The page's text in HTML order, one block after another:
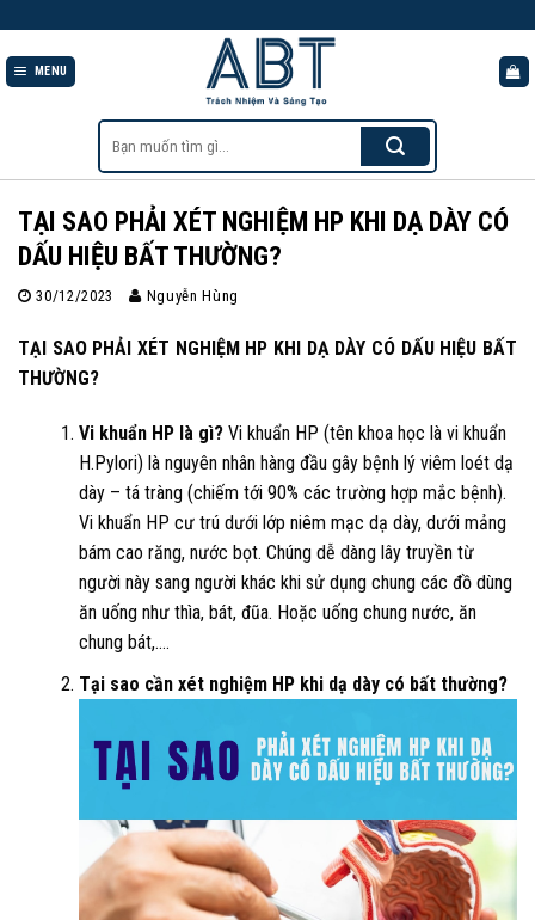
content
MENU
kiếm:
TẠI SAO PHẢI XÉT NGHIỆM HP KHI DẠ DÀY CÓ
DẤU HIỆU BẤT THƯỜNG?
30/12/2023 Nguyễn Hùng
TẠI SAO PHẢI XÉT NGHIỆM HP KHI DẠ DÀY CÓ DẤU HIỆU BẤT
THƯỜNG?
Vi khuẩn HP là gì? Vi khuẩn HP (tên khoa học là vi khuẩn
H.Pylori) là nguyên nhân hàng đầu gây bệnh lý viêm loét dạ
dày – tá tràng (chiếm tới 90% các trường hợp mắc bệnh).
Vi khuẩn HP cư trú dưới lớp niêm mạc dạ dày, dưới mảng
bám cao răng, nước bọt. Chúng dễ dàng lây truyền từ
người này sang người khác khi sử dụng chung các đồ dùng
ăn uống như thìa, bát, đũa. Hoặc uống chung nước, ăn
chung bát,….
Tại sao cần xét nghiệm HP khi dạ dày có bất thường?